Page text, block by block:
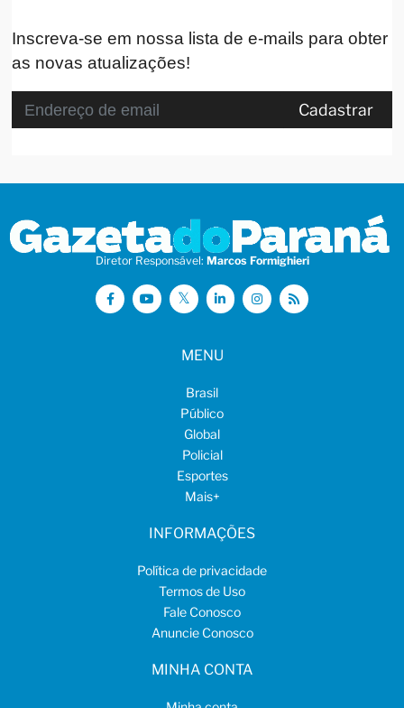
Inscreva-se em nossa lista de e-mails para obter
as novas atualizações!
Cadastrar
Diretor Responsável: Marcos Formighieri
MENU
Brasil
Público
Global
Policial
Esportes
Mais+
INFORMAÇÕES
Política de privacidade
Termos de Uso
Fale Conosco
Anuncie Conosco
MINHA CONTA